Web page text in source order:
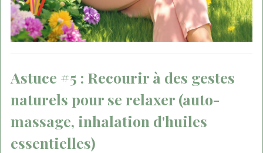
Astuce #5 : Recourir à des gestes
naturels pour se relaxer (auto-
massage, inhalation d'huiles
essentielles)